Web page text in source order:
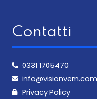
Contatti
0331 1705470
info@visionvem.com
Privacy Policy